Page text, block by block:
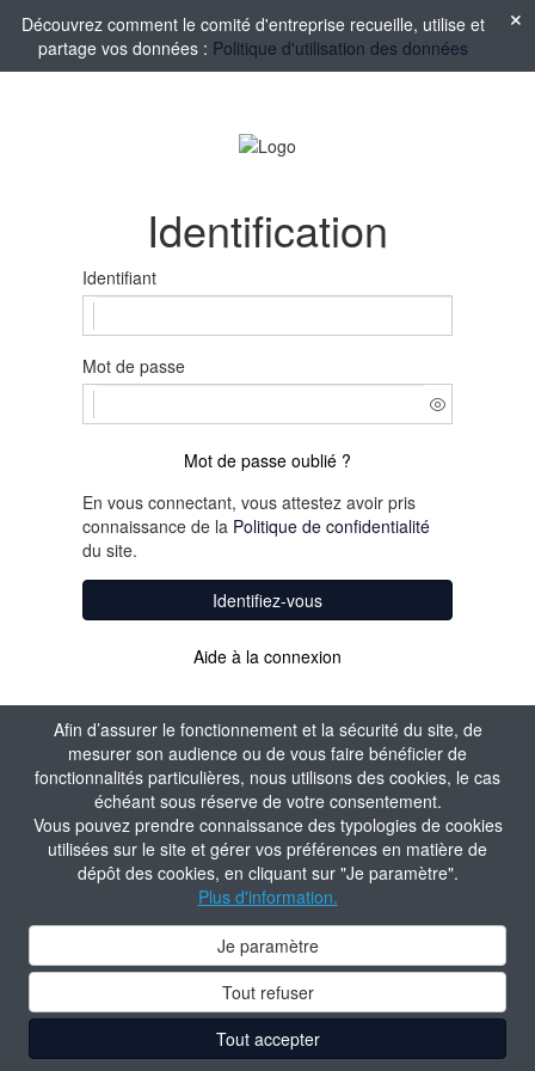
Afin d’assurer le fonctionnement et la sécurité du site, de
mesurer son audience ou de vous faire bénéficier de
fonctionnalités particulières, nous utilisons des cookies, le cas
échéant sous réserve de votre consentement.
Vous pouvez prendre connaissance des typologies de cookies
utilisées sur le site et gérer vos préférences en matière de
dépôt des cookies, en cliquant sur "Je paramètre".
Plus d'information.
Je paramètre
Tout refuser
Tout accepter
Découvrez comment le comité d'entreprise recueille, utilise et
partage vos données : Politique d'utilisation des données
Identification
Identifiant
Mot de passe
Mot de passe oublié ?
En vous connectant, vous attestez avoir pris
connaissance de la Politique de confidentialité
du site.
Identifiez-vous
Aide à la connexion